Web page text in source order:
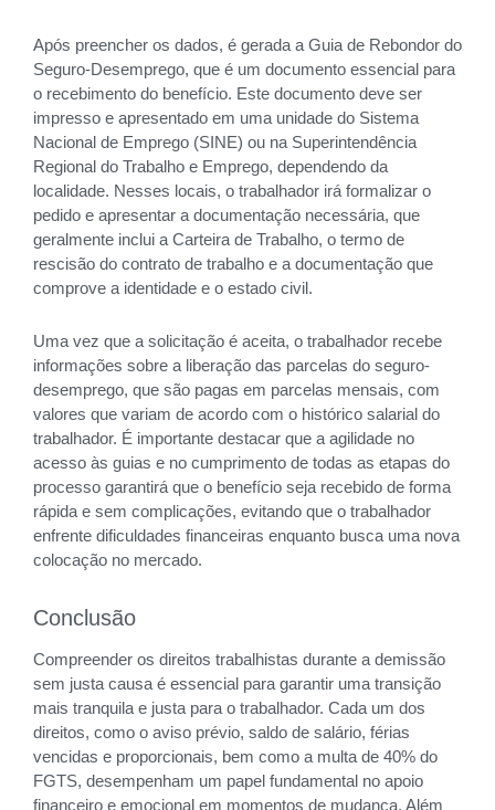
Após preencher os dados, é gerada a Guia de Rebondor do
Seguro-Desemprego, que é um documento essencial para
o recebimento do benefício. Este documento deve ser
impresso e apresentado em uma unidade do Sistema
Nacional de Emprego (SINE) ou na Superintendência
Regional do Trabalho e Emprego, dependendo da
localidade. Nesses locais, o trabalhador irá formalizar o
pedido e apresentar a documentação necessária, que
geralmente inclui a Carteira de Trabalho, o termo de
rescisão do contrato de trabalho e a documentação que
comprove a identidade e o estado civil.
Uma vez que a solicitação é aceita, o trabalhador recebe
informações sobre a liberação das parcelas do seguro-
desemprego, que são pagas em parcelas mensais, com
valores que variam de acordo com o histórico salarial do
trabalhador. É importante destacar que a agilidade no
acesso às guias e no cumprimento de todas as etapas do
processo garantirá que o benefício seja recebido de forma
rápida e sem complicações, evitando que o trabalhador
enfrente dificuldades financeiras enquanto busca uma nova
colocação no mercado.
Conclusão
Compreender os direitos trabalhistas durante a demissão
sem justa causa é essencial para garantir uma transição
mais tranquila e justa para o trabalhador. Cada um dos
direitos, como o aviso prévio, saldo de salário, férias
vencidas e proporcionais, bem como a multa de 40% do
FGTS, desempenham um papel fundamental no apoio
financeiro e emocional em momentos de mudança. Além